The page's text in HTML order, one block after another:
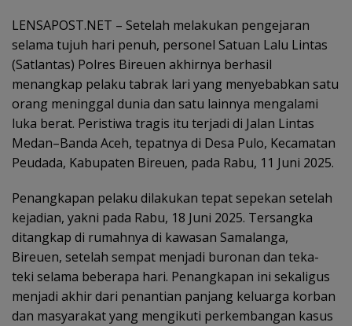
LENSAPOST.NET – Setelah melakukan pengejaran
selama tujuh hari penuh, personel Satuan Lalu Lintas
(Satlantas) Polres Bireuen akhirnya berhasil
menangkap pelaku tabrak lari yang menyebabkan satu
orang meninggal dunia dan satu lainnya mengalami
luka berat. Peristiwa tragis itu terjadi di Jalan Lintas
Medan–Banda Aceh, tepatnya di Desa Pulo, Kecamatan
Peudada, Kabupaten Bireuen, pada Rabu, 11 Juni 2025.
Penangkapan pelaku dilakukan tepat sepekan setelah
kejadian, yakni pada Rabu, 18 Juni 2025. Tersangka
ditangkap di rumahnya di kawasan Samalanga,
Bireuen, setelah sempat menjadi buronan dan teka-
teki selama beberapa hari. Penangkapan ini sekaligus
menjadi akhir dari penantian panjang keluarga korban
dan masyarakat yang mengikuti perkembangan kasus